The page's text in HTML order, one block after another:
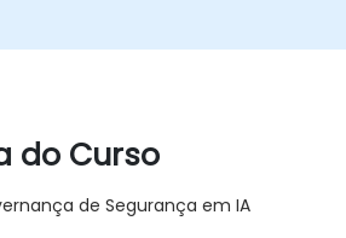
do Curso
de Segurança em IA